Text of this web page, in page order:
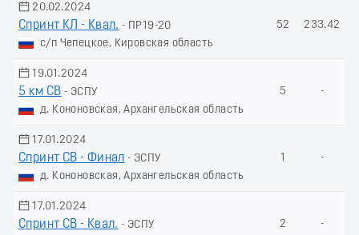
20.02.2024
Спринт КЛ - Квал. - ПР19-20
с/п Чепецкое, Кировская область
52 233.42
19.01.2024
5 км СВ - ЭСПУ
д. Кононовская, Архангельская область
5 -
17.01.2024
Спринт СВ - Финал - ЭСПУ
д. Кононовская, Архангельская область
1 -
17.01.2024
Спринт СВ - Квал. - ЭСПУ
2 -